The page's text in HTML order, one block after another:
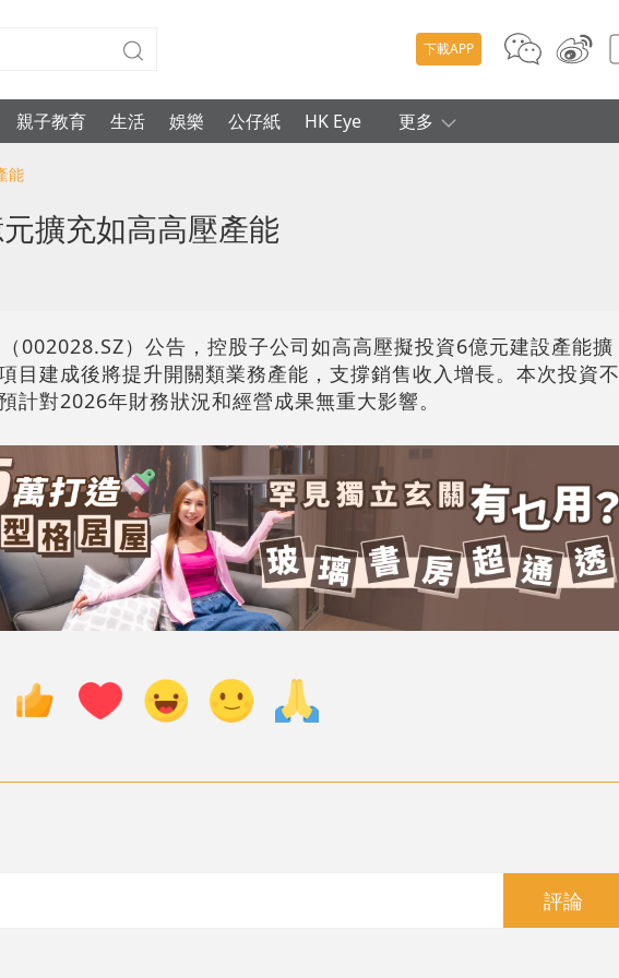
下載APP
親子教育 生活 娛樂 公仔紙 HK Eye 更多
能
擴充如高高壓產能
002028.SZ）公告，控股子公司如高高壓擬投資6億元建設產能擴
目建成後將提升開關類業務產能，支撐銷售收入增長。本次投資不
計對2026年財務狀況和經營成果無重大影響。
評論